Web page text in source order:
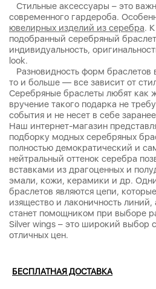
Стильные аксессуары – это
современного гардероба.
ювелирных изделий из серебра.
подобранный серебряный
индивидуальность,
look.
Разновидность форм браслетов
то и больше — все зависит от
Серебряные браслеты любят
вручение такого подарка не
события и не несет в себе
Наш интернет-магазин
подборку модных серебряных
полностью демократический и
нейтральный оттенок серебра
вставками из драгоценных и
эмали, кожи, керамики и др.
браслетов являются цепи,
изящество и лаконичность
станет помощником при выборе
Silver wings – это широкий выбор
отличных цен.
БЕСПЛАТНАЯ ДОСТАВКА